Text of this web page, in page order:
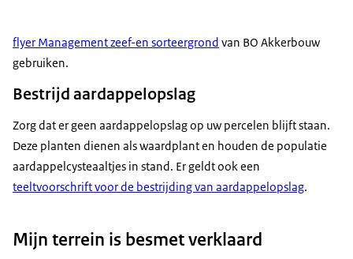
flyer Management zeef-en sorteergrond van BO Akkerbouw
gebruiken.
Bestrijd aardappelopslag
Zorg dat er geen aardappelopslag op uw percelen blijft staan.
Deze planten dienen als waardplant en houden de populatie
aardappelcysteaaltjes in stand. Er geldt ook een
teeltvoorschrift voor de bestrijding van aardappelopslag.
Mijn terrein is besmet verklaard